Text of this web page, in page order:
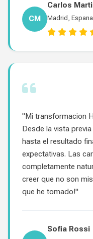
CM
Carlos
Madrid,
"Mi transformacion
Desde la vista
hasta el resultado
expectativas. Las
completamente
creer que no son
que he tomado!"
Sofia Rossi